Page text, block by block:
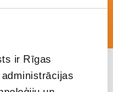
ir Rīgas